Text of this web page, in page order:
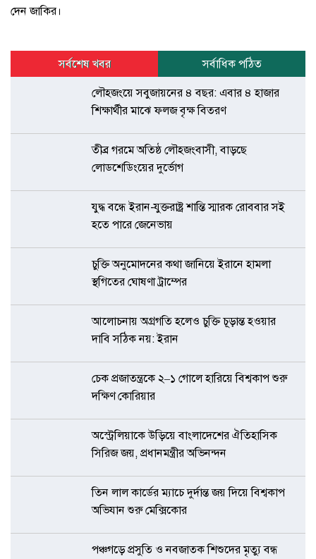
দেন জাকির।
সর্বশেষ খবর
সর্বাধিক পঠিত
লৌহজংয়ে সবুজায়নের ৪ বছর: এবার ৪ হাজার
শিক্ষার্থীর মাঝে ফলজ বৃক্ষ বিতরণ
তীব্র গরমে অতিষ্ঠ লৌহজংবাসী, বাড়ছে
লোডশেডিংয়ের দুর্ভোগ
যুদ্ধ বন্ধে ইরান-যুক্তরাষ্ট্র শান্তি স্মারক রোববার সই
হতে পারে জেনেভায়
চুক্তি অনুমোদনের কথা জানিয়ে ইরানে হামলা
স্থগিতের ঘোষণা ট্রাম্পের
আলোচনায় অগ্রগতি হলেও চুক্তি চূড়ান্ত হওয়ার
দাবি সঠিক নয়: ইরান
চেক প্রজাতন্ত্রকে ২–১ গোলে হারিয়ে বিশ্বকাপ শুরু
দক্ষিণ কোরিয়ার
অস্ট্রেলিয়াকে উড়িয়ে বাংলাদেশের ঐতিহাসিক
সিরিজ জয়, প্রধানমন্ত্রীর অভিনন্দন
তিন লাল কার্ডের ম্যাচে দুর্দান্ত জয় দিয়ে বিশ্বকাপ
অভিযান শুরু মেক্সিকোর
পঞ্চগড়ে প্রসুতি ও নবজাতক শিশুদের মৃত্যু বন্ধ